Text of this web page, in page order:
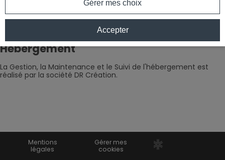
S.A.R.L. au capital de 6 000 €
S.I.R.E.T. 493 920 763 00023
Hébergement
La Gestion, la Maintenance et le Suivi de l'hébergement est
réalisé par la société DR Création.
Mentions
légales
Gérer mes
cookies
dr création
Gérer mes choix
Accepter